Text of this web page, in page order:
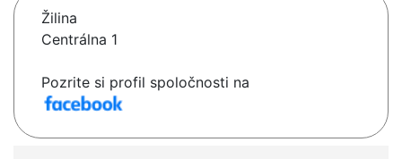
Žilina
Centrálna 1
Pozrite si profil spoločnosti na